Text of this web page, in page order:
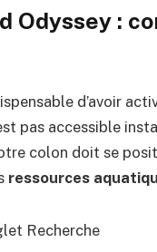
Odyssey :
d’avoir
pas accessible
colon doit se
ressources
Recherche